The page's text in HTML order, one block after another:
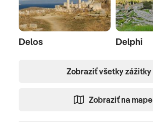
Delos Delphi
Zobraziť všetky zážitky
Zobraziť na mape